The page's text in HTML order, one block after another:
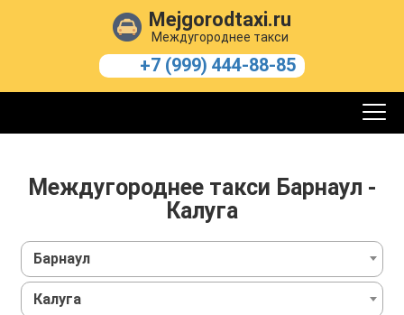
Mejgorodtaxi.ru
Междугороднее такси
+7 (999) 444-88-85
Междугороднее такси Барнаул -
Калуга
Барнаул
Калуга